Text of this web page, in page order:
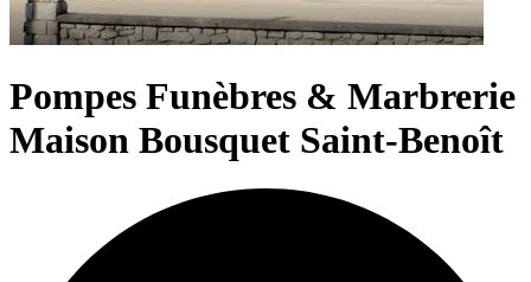
Pompes Funèbres & Marbrerie
Maison Bousquet Saint-Benoît